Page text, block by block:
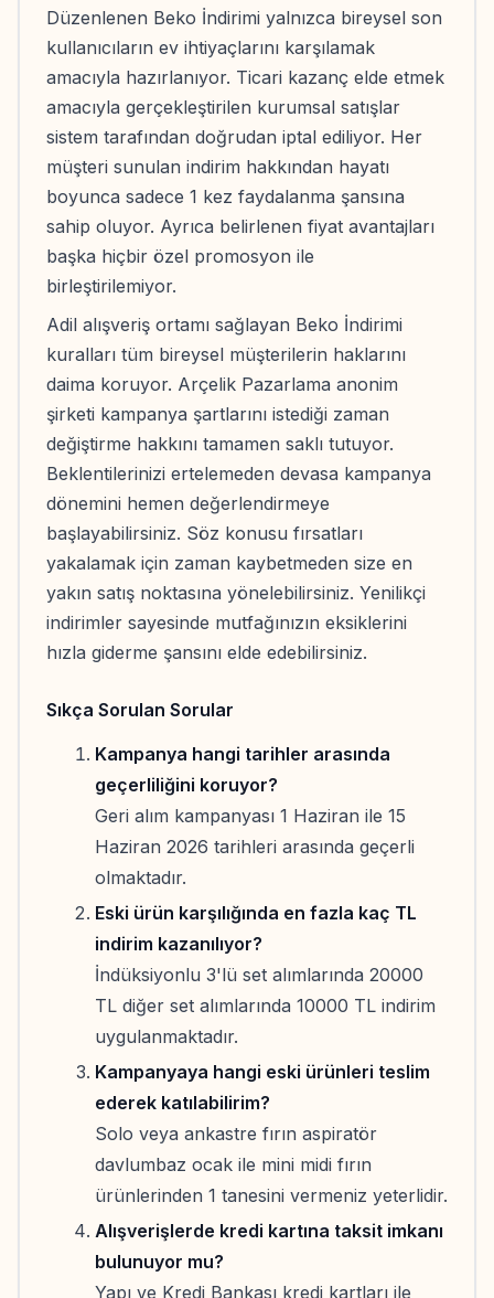
Düzenlenen Beko İndirimi yalnızca bireysel son
kullanıcıların ev ihtiyaçlarını karşılamak
amacıyla hazırlanıyor. Ticari kazanç elde etmek
amacıyla gerçekleştirilen kurumsal satışlar
sistem tarafından doğrudan iptal ediliyor. Her
müşteri sunulan indirim hakkından hayatı
boyunca sadece 1 kez faydalanma şansına
sahip oluyor. Ayrıca belirlenen fiyat avantajları
başka hiçbir özel promosyon ile
birleştirilemiyor.
Adil alışveriş ortamı sağlayan Beko İndirimi
kuralları tüm bireysel müşterilerin haklarını
daima koruyor. Arçelik Pazarlama anonim
şirketi kampanya şartlarını istediği zaman
değiştirme hakkını tamamen saklı tutuyor.
Beklentilerinizi ertelemeden devasa kampanya
dönemini hemen değerlendirmeye
başlayabilirsiniz. Söz konusu fırsatları
yakalamak için zaman kaybetmeden size en
yakın satış noktasına yönelebilirsiniz. Yenilikçi
indirimler sayesinde mutfağınızın eksiklerini
hızla giderme şansını elde edebilirsiniz.
Sıkça Sorulan Sorular
Kampanya hangi tarihler arasında
geçerliliğini koruyor?
Geri alım kampanyası 1 Haziran ile 15
Haziran 2026 tarihleri arasında geçerli
olmaktadır.
Eski ürün karşılığında en fazla kaç TL
indirim kazanılıyor?
İndüksiyonlu 3'lü set alımlarında 20000
TL diğer set alımlarında 10000 TL indirim
uygulanmaktadır.
Kampanyaya hangi eski ürünleri teslim
ederek katılabilirim?
Solo veya ankastre fırın aspiratör
davlumbaz ocak ile mini midi fırın
ürünlerinden 1 tanesini vermeniz yeterlidir.
Alışverişlerde kredi kartına taksit imkanı
bulunuyor mu?
Yapı ve Kredi Bankası kredi kartları ile